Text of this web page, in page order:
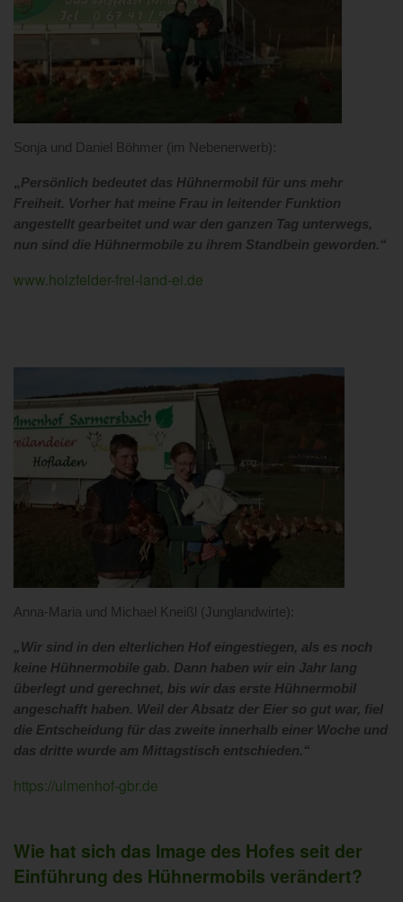
Sonja und Daniel Böhmer (im Nebenerwerb):
„Persönlich bedeutet das Hühnermobil für uns mehr
Freiheit. Vorher hat meine Frau in leitender Funktion
angestellt gearbeitet und war den ganzen Tag unterwegs,
nun sind die Hühnermobile zu ihrem Standbein geworden.“
www.holzfelder-frei-land-ei.de
Anna-Maria und Michael Kneißl (Junglandwirte):
„Wir sind in den elterlichen Hof eingestiegen, als es noch
keine Hühnermobile gab. Dann haben wir ein Jahr lang
überlegt und gerechnet, bis wir das erste Hühnermobil
angeschafft haben. Weil der Absatz der Eier so gut war, fiel
die Entscheidung für das zweite innerhalb einer Woche und
das dritte wurde am Mittagstisch entschieden.“
https://ulmenhof-gbr.de
Wie hat sich das Image des Hofes seit der
Einführung des Hühnermobils verändert?